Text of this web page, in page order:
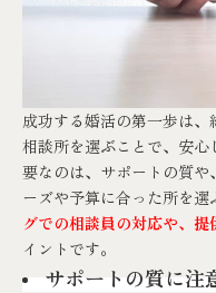
成功する婚活の第一歩は
相談所を選ぶことで、安
要なのは、サポートの質
ーズや予算に合った所を選
グでの相談員の対応や、
イントです。
サポートの質に注